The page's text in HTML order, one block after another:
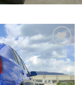
Ajouter
à la
wishlist